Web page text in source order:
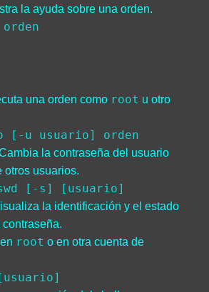
la ayuda sobre una orden.
orden
una orden como root u otro
[-u usuario] orden
la contraseña del usuario
otros usuarios.
[-s] [usuario]
la identificación y el estado
contraseña.
root o en otra cuenta de